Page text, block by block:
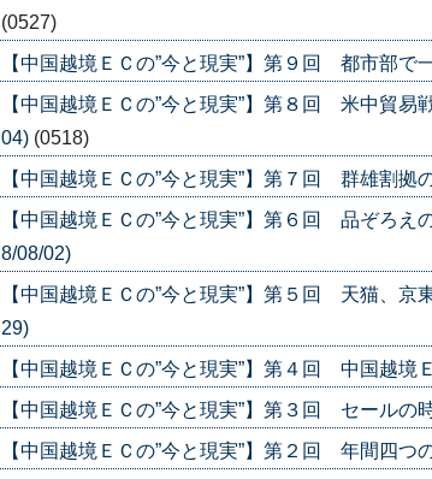
(0527)
【中国越境ＥＣの”今と現実”】第９回 都市部で
【中国越境ＥＣの”今と現実”】第８回 米中貿易
04) (0518)
【中国越境ＥＣの”今と現実”】第７回 群雄割拠
【中国越境ＥＣの”今と現実”】第６回 品ぞろえ
8/08/02)
【中国越境ＥＣの”今と現実”】第５回 天猫、京
29)
【中国越境ＥＣの”今と現実”】第４回 中国越境
【中国越境ＥＣの”今と現実”】第３回 セールの
【中国越境ＥＣの”今と現実”】第２回 年間四つ